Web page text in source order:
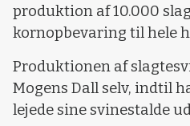
produktion af 10.000
kornopbevaring til hele
Produktionen af
Mogens Dall selv, indtil
lejede sine svinestalde